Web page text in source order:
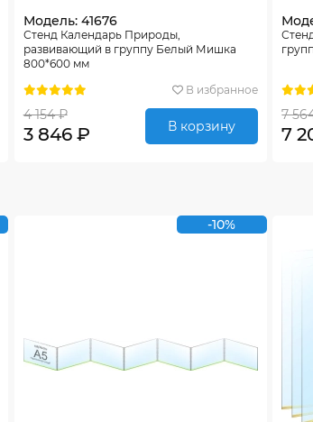
Модель: 41676
Стенд Календарь Природы,
развивающий в группу Белый Мишка
800*600 мм
В избранное
4 154 ₽
3 846 ₽ В корзину
7
7
-10%